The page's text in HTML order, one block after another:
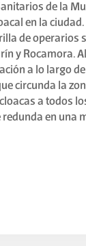
de la
en la ciudad.
de operarios
y Rocamora.
a lo largo
circunda la
a todos
en una